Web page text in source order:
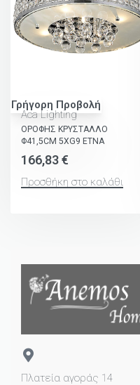
Γρήγορη Προβολή
Aca Lighting
ΟΡΟΦΗΣ ΚΡΥΣΤΑΛΛΟ
Φ41,5CM 5ΧG9 ETNA
166,83€
Προσθήκη στο καλάθι
Πλατεία αγοράς 14